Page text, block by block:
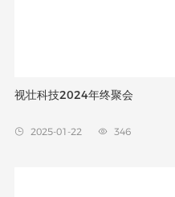
视壮科技2024年终聚会
 2025-01-22  346